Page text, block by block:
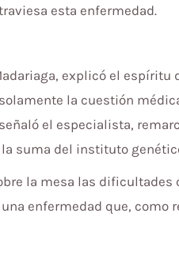
esta enfermedad.
explicó el espíritu
la cuestión
el especialista,
suma del instituto
la mesa las
enfermedad que,